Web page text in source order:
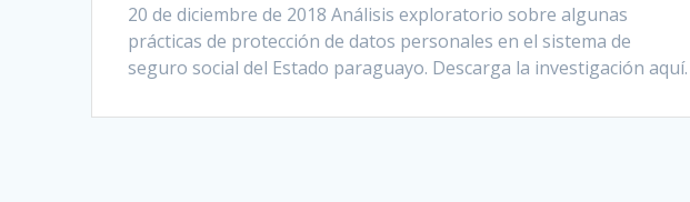
20 de diciembre de 2018 Análisis exploratorio sobre algunas
prácticas de protección de datos personales en el sistema de
seguro social del Estado paraguayo. Descarga la investigación aquí.